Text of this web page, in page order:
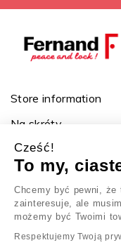
Store information
Na skróty
Ważne linki
Twoje konto
Cześć!
To my,
Chcemy być pewni, że
zainteresuje, ale
możemy być Twoimi
Respektujemy Twoją